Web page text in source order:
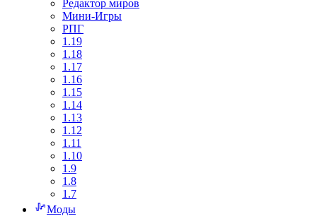
Редактор миров
Мини-Игры
РПГ
1.19
1.18
1.17
1.16
1.15
1.14
1.13
1.12
1.11
1.10
1.9
1.8
1.7
Моды